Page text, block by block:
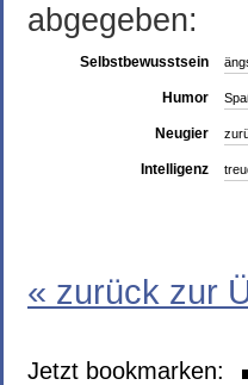
abgegeben:
Selbstbewusstsein
Humor
Neugier
Intelligenz
« zurück zur
Jetzt bookmarken: